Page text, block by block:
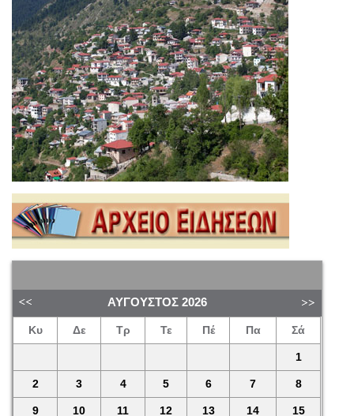
ΑΎΓΟΥΣΤΟΣ 2026
Κυ Δε Τρ Τε Πέ Πα Σά
1
2 3 4 5 6 7 8
9 10 11 12 13 14 15